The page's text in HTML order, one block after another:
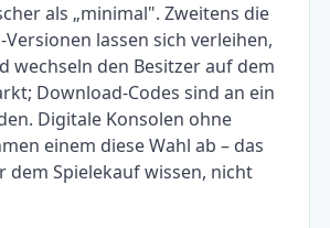
als „minimal". Zweitens die
Versionen lassen sich verleihen,
wechseln den Besitzer auf dem
Download-Codes sind an ein
Digitale Konsolen ohne
einem diese Wahl ab – das
dem Spielekauf wissen, nicht